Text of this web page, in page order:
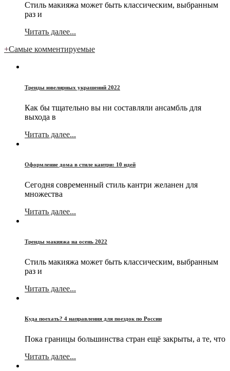
Стиль макияжа может быть классическим, выбранным
раз и
Читать далее...
+Самые комментируемые
Тренды ювелирных украшений 2022
Как бы тщательно вы ни составляли ансамбль для
выхода в
Читать далее...
Оформление дома в стиле кантри: 10 идей
Сегодня современный стиль кантри желанен для
множества
Читать далее...
Тренды макияжа на осень 2022
Стиль макияжа может быть классическим, выбранным
раз и
Читать далее...
Куда поехать? 4 направления для поездок по России
Пока границы большинства стран ещё закрыты, а те, что
Читать далее...